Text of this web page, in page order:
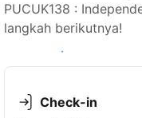
PUCUK138 :
langkah berikutnya!
Lihat ketersediaan
Check-in